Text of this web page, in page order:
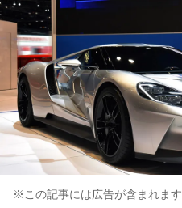
※この記事には広告が含まれます